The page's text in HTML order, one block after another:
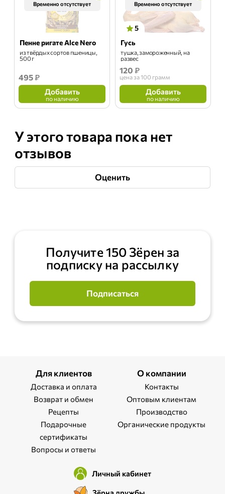
Временно отсутствует
Пенне ригате Alce Nero
из твёрдых сортов пшеницы,
500 г
495₽
Добавить
по наличию
Временно отсутствует
5
Гусь
тушка, замороженный, на
развес
120 ₽
цена за 100 грамм
Добавить
по наличию
У этого товара пока нет
отзывов
Оценить
Получите 150 Зёрен за
подписку на рассылку
Подписаться
Для клиентов
Доставка и оплата
Возврат и обмен
Рецепты
Подарочные
сертификаты
Вопросы и ответы
О компании
Контакты
Оптовым клиентам
Производство
Органические продукты
Личный кабинет